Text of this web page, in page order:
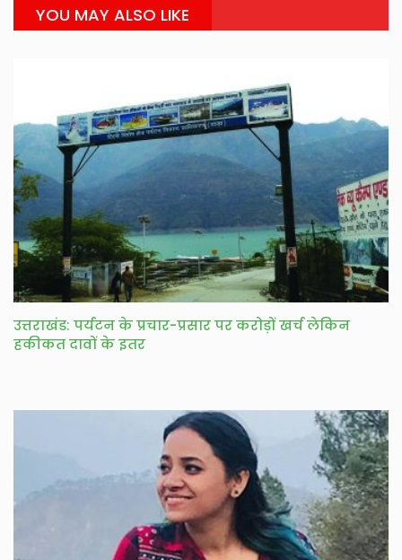
YOU MAY ALSO LIKE
उत्तराखंड: पर्यटन के प्रचार-प्रसार पर करोड़ों खर्च लेकिन
हकीकत दावों के इतर